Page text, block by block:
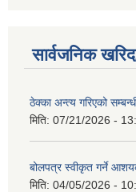
सार्वजनिक
ठेक्का अन्त्य गरिएको
मिति: 07/21/2026 -
बोलपत्र स्वीकृत गर्ने
मिति: 04/05/2026 -